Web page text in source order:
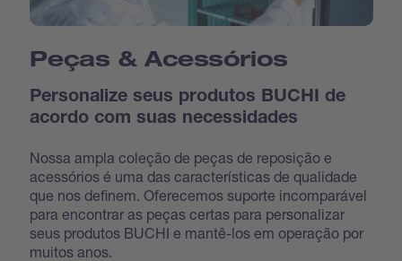
Peças & Acessórios
Personalize seus produtos BUCHI de
acordo com suas necessidades
Nossa ampla coleção de peças de reposição e
acessórios é uma das características de qualidade
que nos definem. Oferecemos suporte incomparável
para encontrar as peças certas para personalizar
seus produtos BUCHI e mantê-los em operação por
muitos anos.